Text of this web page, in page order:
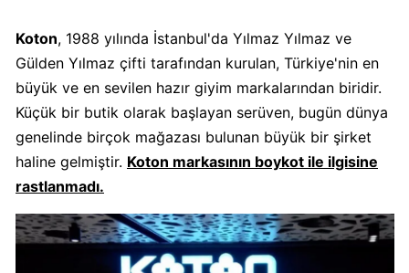
Pizza
Hut
Boykot
mu?
Pizza
Hut
Sahibi
Kim?
Koton, 1988 yılında İstanbul'da Yılmaz Yılmaz ve
Gülden Yılmaz çifti tarafından kurulan, Türkiye'nin en
büyük ve en sevilen hazır giyim markalarından biridir.
Küçük bir butik olarak başlayan serüven, bugün dünya
genelinde birçok mağazası bulunan büyük bir şirket
haline gelmiştir. Koton markasının boykot ile ilgisine
rastlanmadı.